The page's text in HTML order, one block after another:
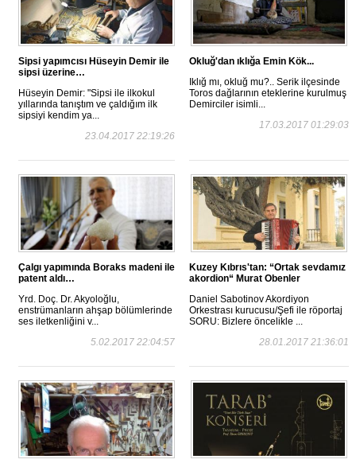
Sipsi yapımcısı Hüseyin Demir ile
sipsi üzerine…
Hüseyin Demir: "Sipsi ile ilkokul
yıllarında tanıştım ve çaldığım ilk
sipsiyi kendim ya...
23.04.2017 22:19:26
Okluğ'dan ıklığa Emin Kök...
Iklığ mı, okluğ mu?.. Serik ilçesinde
Toros dağlarının eteklerine kurulmuş
Demirciler isimli...
17.03.2017 01:29:03
Çalgı yapımında Boraks madeni ile
patent aldı…
Yrd. Doç. Dr. Akyoloğlu,
enstrümanların ahşap bölümlerinde
ses iletkenliğini v...
5.02.2017 22:04:57
Kuzey Kıbrıs'tan: “Ortak sevdamız
akordion“ Murat Obenler
Daniel Sabotinov Akordiyon
Orkestrası kurucusu/Şefi ile röportaj
SORU: Bizlere öncelikle ...
28.01.2017 21:36:01